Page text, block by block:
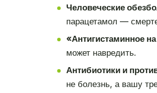
Человеческие
парацетамол —
«Антигистаминное
может навредить.
Антибиотики и
не болезнь, а вашу